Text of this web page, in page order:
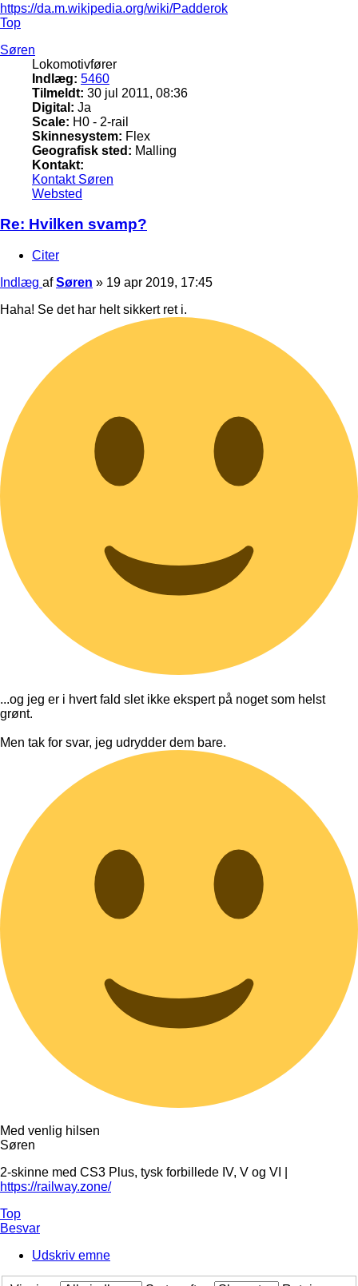
https://da.m.wikipedia.org/wiki/Padderok
Top
Søren
Lokomotivfører
Indlæg: 5460
Tilmeldt: 30 jul 2011, 08:36
Digital: Ja
Scale: H0 - 2-rail
Skinnesystem: Flex
Geografisk sted: Malling
Kontakt:
Kontakt Søren
Websted
Re: Hvilken svamp?
Citer
Indlæg afSøren » 19 apr 2019, 17:45
Haha! Se det har helt sikkert ret i.
...og jeg er i hvert fald slet ikke ekspert på noget som helst
grønt.
Men tak for svar, jeg udrydder dem bare.
Med venlig hilsen
Søren
2-skinne med CS3 Plus, tysk forbillede IV, V og VI |
https://railway.zone/
Top
Besvar
Udskriv emne